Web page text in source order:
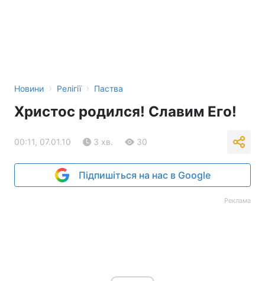
Новини › Релігії › Паства
Христос родился! Славим Его!
00:11, 07.01.10 3 хв. 30
Підпишіться на нас в Google
Реклама